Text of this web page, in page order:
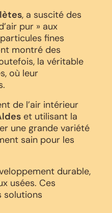
, a suscité des
pur » aux
fines
montré des
la véritable
où leur
de l’air intérieur
et utilisant la
une grande variété
sain pour les
durable,
usées. Ces
solutions